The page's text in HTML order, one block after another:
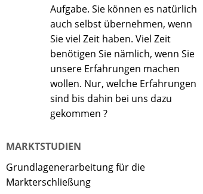
Aufgabe. Sie können es natürlich
auch selbst übernehmen, wenn
Sie viel Zeit haben. Viel Zeit
benötigen Sie nämlich, wenn Sie
unsere Erfahrungen machen
wollen. Nur, welche Erfahrungen
sind bis dahin bei uns dazu
gekommen ?
MARKTSTUDIEN
Grundlagenerarbeitung für die
Markterschließung